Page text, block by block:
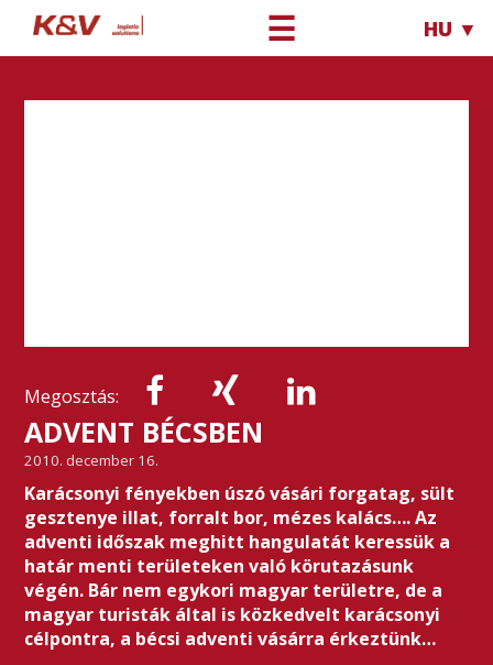
☰ HU ▼
Megosztás:
ADVENT BÉCSBEN
2010. december 16.
Karácsonyi fényekben úszó vásári forgatag, sült
gesztenye illat, forralt bor, mézes kalács…. Az
adventi időszak meghitt hangulatát keressük a
határ menti területeken való körutazásunk
végén. Bár nem egykori magyar területre, de a
magyar turisták által is közkedvelt karácsonyi
célpontra, a bécsi adventi vásárra érkeztünk…